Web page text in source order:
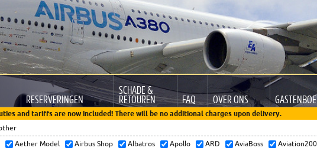
RESERVERINGEN
SCHADE &
RETOUREN FAQ OVER ONS GASTEN
and tariffs are now included! There will be no additional charges upon delivery.
Aether Model Airbus Shop Albatros Apollo ARD AviaBoss Aviation200